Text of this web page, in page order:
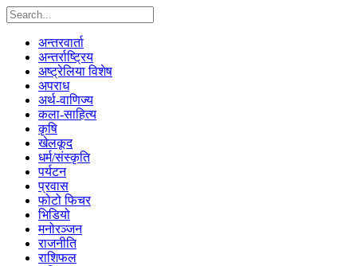
अन्तरवार्ता
अन्तर्राष्ट्रिय
अष्ट्रेलिया विशेष
अपराध
अर्थ-वाणिज्य
कला-साहित्य
कृषि
खेलकूद
धर्म/संस्कृति
पर्यटन
प्रवास
फोटो फिचर
भिडियो
मनोरञ्जन
राजनीति
राशिफल